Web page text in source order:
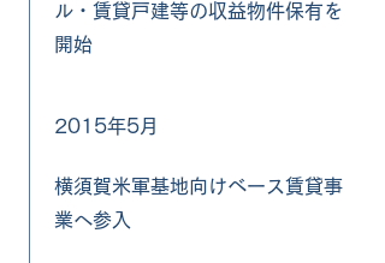
ル・賃貸戸建等の収益物件保有を
開始
2015年5月
横須賀米軍基地向けベース賃貸事
業へ参入